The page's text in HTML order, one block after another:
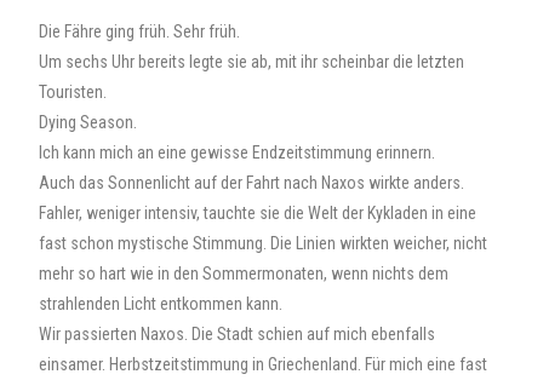
Die Fähre ging früh. Sehr früh.
Um sechs Uhr bereits legte sie ab, mit ihr scheinbar die letzten
Touristen.
Dying Season.
Ich kann mich an eine gewisse Endzeitstimmung erinnern.
Auch das Sonnenlicht auf der Fahrt nach Naxos wirkte anders.
Fahler, weniger intensiv, tauchte sie die Welt der Kykladen in eine
fast schon mystische Stimmung. Die Linien wirkten weicher, nicht
mehr so hart wie in den Sommermonaten, wenn nichts dem
strahlenden Licht entkommen kann.
Wir passierten Naxos. Die Stadt schien auf mich ebenfalls
einsamer. Herbstzeitstimmung in Griechenland. Für mich eine fast